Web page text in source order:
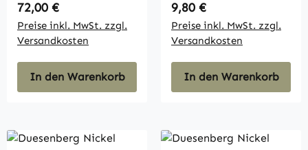
Regulärer Preis:
72,00 €
Preise inkl. MwSt. zzgl.
Versandkosten
In den Warenkorb
Regulärer Preis:
9,80 €
Preise inkl. MwSt. zzgl.
Versandkosten
In den Warenkorb